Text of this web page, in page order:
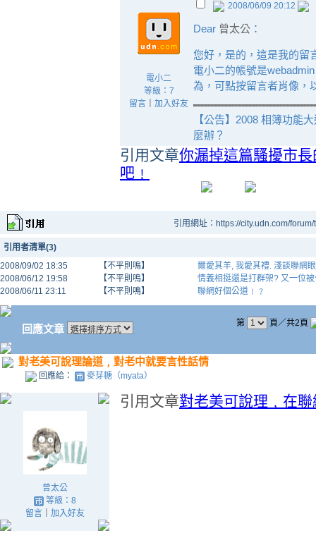
電小二
等級：7
留言
加入好友
2008/06/09 20:12
Dear 曾太公 ：
您好，是的，這是我的留
電小二的帳號是
為，可點按留言者肖像，
【公告】2008 相簿功能
麼辦？
引用文章你漏掉這篇騷擾市
吧﹗
引用網址：https://city.udn.com/
引用者清單(3)
2008/09/02 18:35
【不平則鳴】
爾愛其羊, 我愛其禮. 淺談聯網
2008/06/12 19:58
【不平則鳴】
情義相挺還是打群架? 又一位
2008/06/11 23:11
【不平則鳴】 聯網好個公道﹗﹖
回應文章 第 頁／共2頁
對老美可說理論道﹐對老中就要言性話情
回應給： 麥芽糖（myata）
曾太公
等級：8
留言｜ 加入好友
引用文章對老美可說理﹐在